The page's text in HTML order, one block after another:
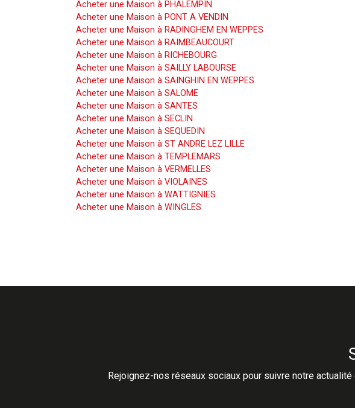
Acheter une Maison à PHALEMPIN
Acheter une Maison à PONT A VENDIN
Acheter une Maison à RADINGHEM EN WEPPES
Acheter une Maison à RAIMBEAUCOURT
Acheter une Maison à RICHEBOURG
Acheter une Maison à SAILLY LABOURSE
Acheter une Maison à SAINGHIN EN WEPPES
Acheter une Maison à SALOME
Acheter une Maison à SANTES
Acheter une Maison à SECLIN
Acheter une Maison à SEQUEDIN
Acheter une Maison à ST ANDRE LEZ LILLE
Acheter une Maison à TEMPLEMARS
Acheter une Maison à VERMELLES
Acheter une Maison à VIOLAINES
Acheter une Maison à WATTIGNIES
Acheter une Maison à WINGLES
Rejoignez-nos réseaux sociaux pour suivre notre